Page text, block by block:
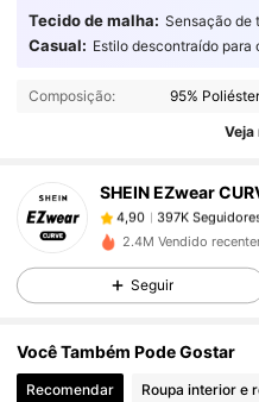
Tecido de malha: Sensação de
Casual: Estilo descontraído para
Composição: 95%
Veja
SHEIN EZwear
397K Seguidores
397K
4,90 397K
4,90 397K
4,90
2.4M Vendido
Seguir
Você Também Pode Gostar
Recomendar Roupa interior e